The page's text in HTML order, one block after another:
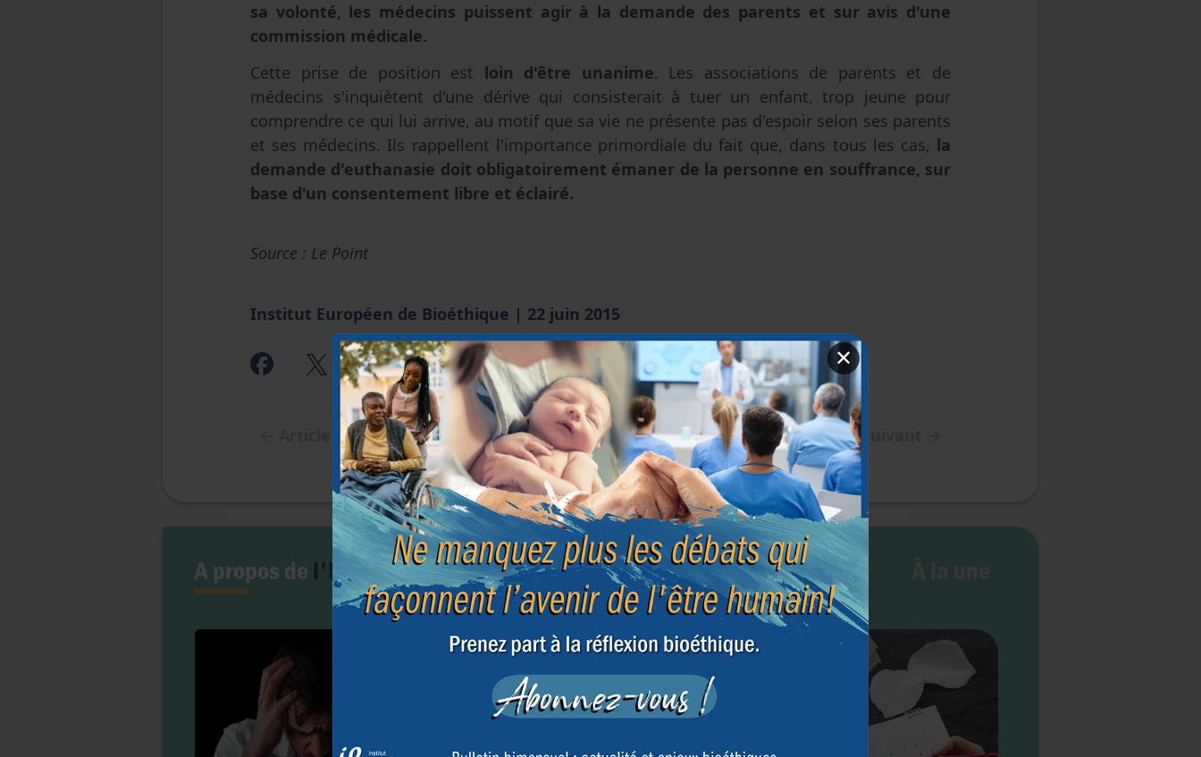
sa volonté, les médecins puissent agir à la demande des parents et sur avis d'une
commission médicale.
Cette prise de position est loin d'être unanime. Les associations de parents et de
médecins s'inquiètent d'une dérive qui consisterait à tuer un enfant, trop jeune pour
comprendre ce qui lui arrive, au motif que sa vie ne présente pas d'espoir selon ses parents
et ses médecins. Ils rappellent l'importance primordiale du fait que, dans tous les cas, la
demande d'euthanasie doit obligatoirement émaner de la personne en souffrance, sur
base d'un consentement libre et éclairé.
Source : Le Point
Institut Européen de Bioéthique | 22 juin 2015
Article précédent Article suivant
✕
A propos de l'Euthanasie Fin de vie